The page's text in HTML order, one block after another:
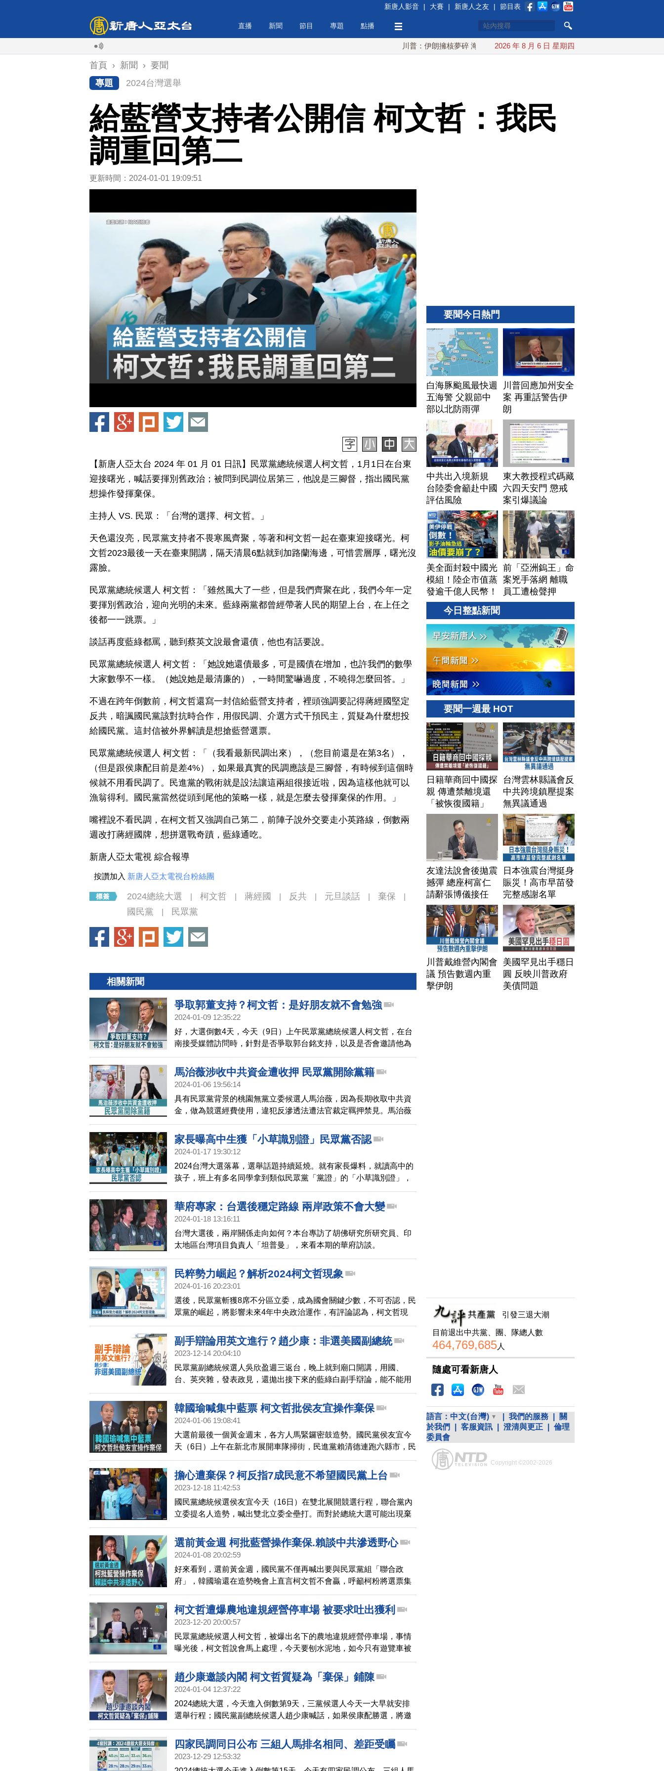
新唐人影音 | 大賽 | 新唐人之友 | 節目表
直播 新聞 節目 專題 點播
川普：伊朗擁核夢碎 海峽即將恢復通航 烏克蘭貨機旁驚現炸彈無人機 德國機場緊急
2026 年 8 月 6 日 星期四
首頁 › 新聞 › 要聞
專題
2024台灣選舉
給藍營支持者公開信 柯文哲：我民
調重回第二
更新時間：2024-01-01 19:09:51
【新唐人亞太台 2024 年 01 月 01 日訊】民眾黨總統候選人柯文哲，1月1日在台東
迎接曙光，喊話要揮別舊政治；被問到民調位居第三，他說是三腳督，指出國民黨
想操作發揮棄保。
主持人 VS. 民眾：「台灣的選擇、柯文哲。」
天色還沒亮，民眾黨支持者不畏寒風齊聚，等著和柯文哲一起在臺東迎接曙光。柯
文哲2023最後一天在臺東開講，隔天清晨6點就到加路蘭海邊，可惜雲層厚，曙光沒
露臉。
民眾黨總統候選人 柯文哲：「雖然風大了一些，但是我們齊聚在此，我們今年一定
要揮別舊政治，迎向光明的未來。藍綠兩黨都曾經帶著人民的期望上台，在上任之
後都一一跳票。」
談話再度藍綠都罵，聽到蔡英文說最會還債，他也有話要說。
民眾黨總統候選人 柯文哲：「她說她還債最多，可是國債在增加，也許我們的數學
大家數學不一樣。（她說她是最清廉的），一時間驚嚇過度，不曉得怎麼回答。」
不過在跨年倒數前，柯文哲還寫一封信給藍營支持者，裡頭強調要記得蔣經國堅定
反共，暗諷國民黨該對抗時合作，用假民調、介選方式干預民主，質疑為什麼想投
給國民黨。這封信被外界解讀是想搶藍營選票。
民眾黨總統候選人 柯文哲：「（我看最新民調出來），（您目前還是在第3名），
（但是跟侯康配目前是差4%），如果最真實的民調應該是三腳督，有時候到這個時
候就不用看民調了。民進黨的戰術就是設法讓這兩組很接近啦，因為這樣他就可以
漁翁得利。國民黨當然從頭到尾他的策略一樣，就是怎麼去發揮棄保的作用。」
嘴裡說不看民調，在柯文哲又強調自己第二，前陣子說外交要走小英路線，倒數兩
週改打蔣經國牌，想拼選戰奇蹟，藍綠通吃。
新唐人亞太電視 綜合報導
按讚加入 新唐人亞太電視台粉絲團
2024總統大選 柯文哲 蔣經國 反共 元旦談話 棄保
國民黨 民眾黨
相關新聞
爭取郭董支持？柯文哲：是好朋友就不會勉強
2024-01-09 12:35:22
好，大選倒數4天，今天（9日）上午民眾黨總統候選人柯文哲，在台
南接受媒體訪問時，針對是否爭取郭台銘支持，以及是否會邀請他為
自己站台，以正面態度回應，不過對於郭董近期對選舉的沉默，也表
示每個人為難的地方，是好朋友就不勉強別人。
馬治薇涉收中共資金遭收押 民眾黨開除黨籍
2024-01-06 19:56:14
具有民眾黨背景的桃園無黨立委候選人馬治薇，因為長期收取中共資
金，做為競選經費使用，違犯反滲透法遭法官裁定羈押禁見。馬治薇
具有民眾黨籍，也多次在競選場合與黨主席柯文哲同框。柯文哲今天
（6日）受訪表示，公開活動合影無法避免。而民眾黨也決議開除馬治
薇黨籍。
家長曝高中生獲「小草識別證」民眾黨否認
2024-01-17 19:30:12
2024台灣大選落幕，選舉話題持續延燒。就有家長爆料，就讀高中的
孩子，班上有多名同學拿到類似民眾黨「黨證」的「小草識別證」，
傳出繳交500新台幣就能得到一張，儘管民眾黨否認有小草證，但家
長仍擔心高中校園遭到政治滲透。
華府專家：台選後穩定路線 兩岸政策不會大變
2024-01-18 13:16:11
台灣大選後，兩岸關係走向如何？本台專訪了胡佛研究所研究員、印
太地區台灣項目負責人「坦普曼」，來看本期的華府訪談。
民粹勢力崛起？解析2024柯文哲現象
2024-01-16 20:23:01
選後，民眾黨斬獲8席不分區立委，成為國會關鍵少數，不可否認，民
眾黨的崛起，將影響未來4年中央政治運作，有評論認為，柯文哲現
象，代表台灣政治結構出現一個長期性、常態化的轉變，那就是：民
粹勢力將佔據台灣兩成的政治版圖。請教老師，您對這次大選柯文哲
現象的觀察。
副手辯論用英文進行？趙少康：非選美國副總統
2023-12-14 20:04:10
民眾黨副總統候選人吳欣盈週三返台，晚上就到廟口開講，用國、
台、英夾雜，發表政見，還拋出接下來的藍綠白副手辯論，能不能用
英文進行，趙少康則不置可否說，又不是選美國副總統。
韓國瑜喊集中藍票 柯文哲批侯友宜操作棄保
2024-01-06 19:08:41
大選前最後一個黃金週末，各方人馬緊鑼密鼓造勢。國民黨侯友宜今
天（6日）上午在新北市展開車隊掃街，民進黨賴清德連跑六縣市，民
眾黨柯文哲在中台灣密集造勢。面對國民黨操作棄保，以及韓國瑜號
召支持者回歸，柯文哲認為選舉板塊已經大致底定。
擔心遭棄保？柯反指7成民意不希望國民黨上台
2023-12-18 11:42:53
國民黨總統候選侯友宜今天（16日）在雙北展開競選行程，聯合黨內
立委提名人造勢，喊出雙北立委全壘打。而對於總統大選可能出現棄
保效應，有民調稱民眾黨柯文哲將流失7％的支持度，柯文哲認為棄保
效果有限，而且7成台灣人不希望國民黨上台。
選前黃金週 柯批藍營操作棄保.賴談中共滲透野心
2024-01-08 20:02:59
好來看到，選前黃金週，國民黨不僅再喊出要與民眾黨組「聯合政
府」，韓國瑜還在造勢晚會上直言柯文哲不會贏，呼籲柯粉將選票集
中投給國民黨。遭柯文哲批評，國民黨選前只剩操作棄保。對於藍營
再次喊出聯合政府，賴清德認為只是競選口號，是為了謀求政治利
益。賴清德也針對前民眾黨桃園黨部發言人馬治薇，被查出涉嫌接受
柯文哲遭爆農地違規經營停車場 被要求吐出獲利
2023-12-20 20:00:57
民眾黨總統候選人柯文哲，被爆出名下的農地違規經營停車場，事情
曝光後，柯文哲說會馬上處理，今天要刨水泥地，如今只有遊覽車被
清空。民進黨發言人卓冠廷爆料，違規經營停車場，恐怕長達15年，
要他把獲利吐出來。
趙少康邀談內閣 柯文哲質疑為「棄保」鋪陳
2024-01-04 12:37:22
2024總統大選，今天進入倒數第9天，三黨候選人今天一大早就安排
選舉行程；國民黨副總統候選人趙少康喊話，如果侯康配勝選，將邀
請柯文哲和郭台銘共商內閣人選，對此，民眾黨總統候選人柯文哲表
示，國民黨是在鋪陳棄保，並說趙少康身為副手候選人，說這番話已
經失格。
四家民調同日公布 三組人馬排名相同、差距受矚
2023-12-29 12:53:32
要聞今日熱門
白海豚颱風最快週
五海警 父親節中
部以北防雨彈
川普回應加州安全
案 再重話警告伊
朗
中共出入境新規
台陸委會籲赴中國
評估風險
東大教授程式碼藏
六四天安門 懲戒
案引爆議論
美全面封殺中國光
模組！陸企市值蒸
發逾千億人民幣！
AI資料中心供應鏈
洗牌？台灣喜迎轉
單！成關鍵樞紐？
｜#財經新聞
│20260805 (三)
前「亞洲鎢王」命
案兇手落網 離職
員工遭檢聲押
今日整點新聞
要聞一週最 HOT
日籍華商回中國探
親 傳遭禁離境還
「被恢復國籍」
台灣雲林縣議會反
中共跨境鎮壓提案
無異議通過
友達法說會後拋震
撼彈 總座柯富仁
請辭張博儀接任
日本強震台灣挺身
賑災！高市早苗發
完整感謝名單
川普戴維營內閣會
議 預告數週內重
擊伊朗
美國罕見出手穩日
圓 反映川普政府
美債問題
引發三退大潮
目前退出中共黨、團、隊總人數
464,769,685人
隨處可看新唐人
語言： 中文(台灣) 我們的服務
關
於我們
客服資訊 澄清與更正
倫理
委員會
Copyright ©2002-2026